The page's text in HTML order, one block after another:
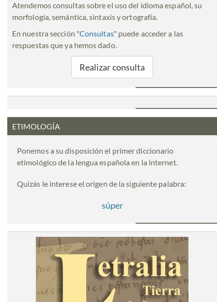
Atendemos consultas sobre el uso del idioma español, su
morfología, semántica, sintaxis y ortografía.
En nuestra sección "Consultas" puede acceder a las
respuestas que ya hemos dado.
Realizar consulta
ETIMOLOGÍA
Ponemos a su disposición el primer diccionario
etimológico de la lengua española en la internet.
Quizás le interese el origen de la siguiente palabra:
súper